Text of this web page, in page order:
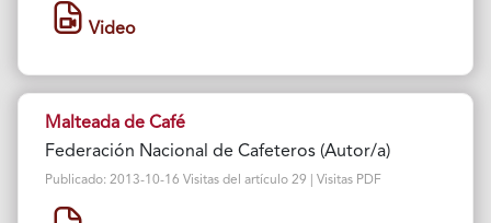
Video
Malteada de Café
Federación Nacional de Cafeteros (Autor/a)
Publicado: 2013-10-16 Visitas del artículo 29 | Visitas PDF